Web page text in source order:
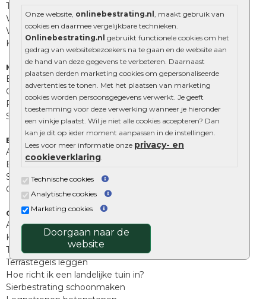
Onze website, onlinebestrating.nl , maakt gebruik van
cookies en daarmee vergelijkbare technieken.
Onlinebestrating.nl gebruikt functionele cookies om het
gedrag van websitebezoekers na te gaan en de website aan
de hand van deze gegevens te verbeteren. Daarnaast
plaatsen derden marketing cookies om gepersonaliseerde
advertenties te tonen. Met het plaatsen van marketing
cookies worden persoonsgegevens verwerkt. Je geeft
toestemming voor deze verwerking wanneer je hieronder
een vinkje plaatst. Wil je niet alle cookies accepteren? Dan
kan je dit op ieder moment aanpassen in de instellingen.
Lees voor meer informatie onze privacy- en
cookieverklaring.
Technische cookies
Analytische cookies
Marketing cookies
Doorgaan naar de
website
Tuinstenen
Waalformaat
Wildverband bestrating
Kingstones
Muurelementen
Betonbielzen
Opsluitbanden
Palissades
Stapelblokken
Extra benodigdheden
Afwatering en diversen
Beplantings en betonelementen
Split, grind en zand
Oprit tegels
Overig
Aanbiedingen
Kunstgras
Tuintegels outlet
Terrastegels leggen
Hoe richt ik een landelijke tuin in?
Sierbestrating schoonmaken